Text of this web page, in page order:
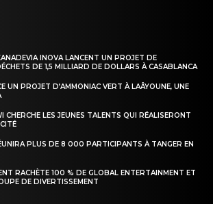
INOVA LANCENT UN PROJET DE
DE 1,5 MILLIARD DE DOLLARS À CASABLANCA
UN PROJET D’AMMONIAC VERT À LAÂYOUNE, UNE
CHERCHE LES JEUNES TALENTS QUI RÉALISERONT
PLUS DE 8 000 PARTICIPANTS À TANGER EN
RACHÈTE 100 % DE GLOBAL ENTERTAINMENT ET
DE DIVERTISSEMENT